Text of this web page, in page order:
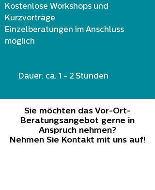
Kostenlose Workshops und
Kurzvorträge
Einzelberatungen im Anschluss
möglich
Dauer: ca. 1 - 2 Stunden
Sie möchten das Vor-Ort-
Beratungsangebot gerne in
Anspruch nehmen?
Nehmen Sie Kontakt mit uns auf!